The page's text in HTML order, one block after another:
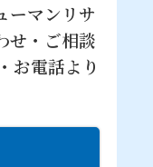
ーマンリサ
せ・ご相談
お電話より